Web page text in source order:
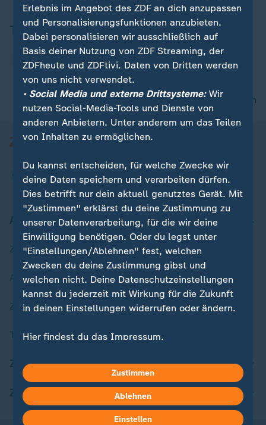
Themen
Jeffrey Epstein Donald Trump
nach oben
Aktuell bei ZDFheute
Zuletzt veröffentlicht
Aktuelle Sendungs-Videos
ZDFheute Stories
Themen im Überblick
ZDFheute Update
ZDFheute Apps
Erlebnis im Angebot des ZDF an dich anzupassen
und Personalisierungsfunktionen anzubieten.
Dabei personalisieren wir ausschließlich auf
Basis deiner Nutzung von ZDF Streaming, der
ZDFheute und ZDFtivi. Daten von Dritten werden
von uns nicht verwendet.
• Social Media und externe Drittsysteme:Wir
nutzen Social-Media-Tools und Dienste von
anderen Anbietern. Unter anderem um das Teilen
von Inhalten zu ermöglichen.
Du kannst entscheiden, für welche Zwecke wir
deine Daten speichern und verarbeiten dürfen.
Dies betrifft nur dein aktuell genutztes Gerät. Mit
"Zustimmen" erklärst du deine Zustimmung zu
unserer Datenverarbeitung, für die wir deine
Einwilligung benötigen. Oder du legst unter
"Einstellungen/Ablehnen" fest, welchen
Zwecken du deine Zustimmung gibst und
welchen nicht. Deine Datenschutzeinstellungen
kannst du jederzeit mit Wirkung für die Zukunft
in deinen Einstellungen widerrufen oder ändern.
Hier findest du das Impressum.
Datenschutzerklärung.
Zustimmen
Ablehnen
Einstellen